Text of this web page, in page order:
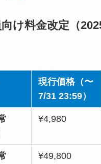
け料金改定（
現行価格（〜
7/31 23:59）
¥4,980
¥49,800